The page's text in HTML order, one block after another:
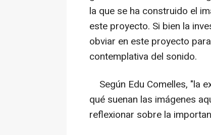
la que se ha construido el
este proyecto. Si bien la
obviar en este proyecto
contemplativa del sonido.
Según Edu Comelles, "la
qué suenan las imágenes
reflexionar sobre la